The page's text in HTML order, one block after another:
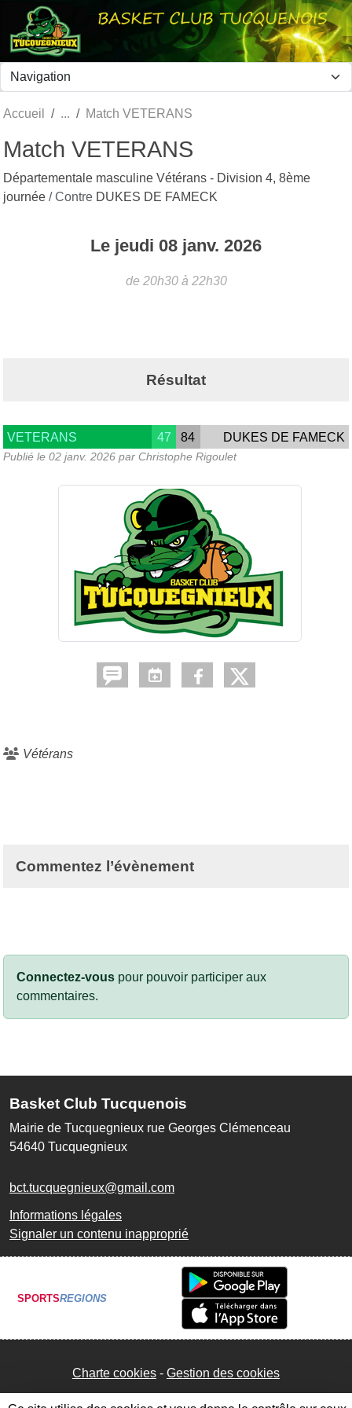
Accueil Match VETERANS
Match VETERANS
Départementale masculine Vétérans - Division 4, 8ème
journée / Contre DUKES DE FAMECK
Le jeudi 08 janv. 2026
de 20h30 à 22h30
Résultat
VETERANS 47 84 DUKES DE FAMECK
Publié le 02 janv. 2026 par Christophe Rigoulet
Vétérans
Commentez l’évènement
Connectez-vous pour pouvoir participer aux
commentaires.
Basket Club Tucquenois
Mairie de Tucquegnieux rue Georges Clémenceau
54640 Tucquegnieux
bct.tucquegnieux@gmail.com
Informations légales
Signaler un contenu inapproprié
SPORTSREGIONS
Charte cookies Gestion des cookies
Panneau de gestion des cookies